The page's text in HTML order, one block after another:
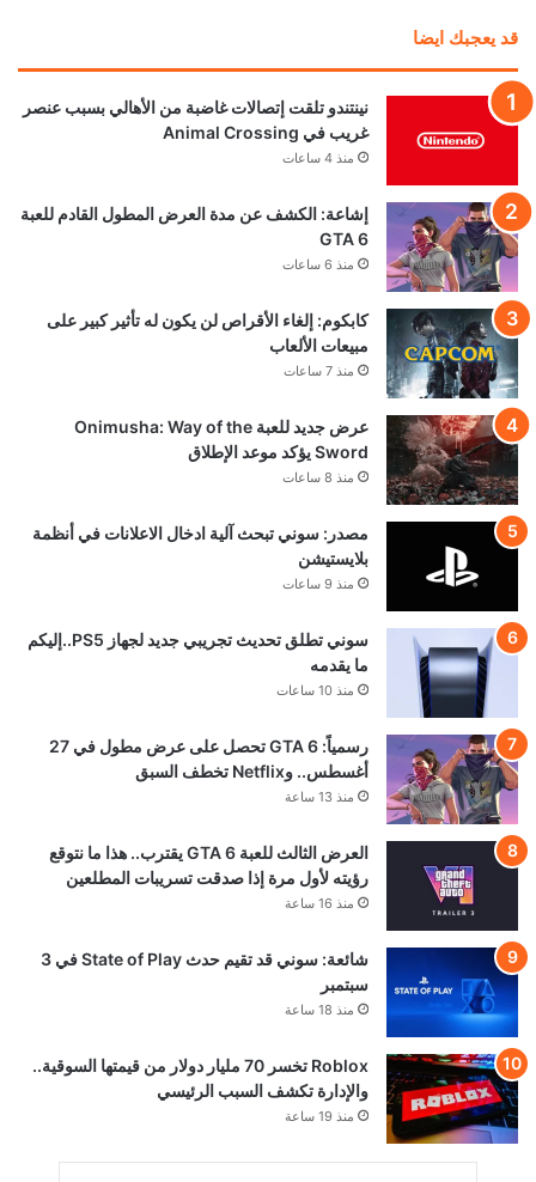
قد يعجبك ايضا
نينتندو تلقت إتصالات غاضبة من الأهالي بسبب عنصر
غريب في Animal Crossing
منذ 4 ساعات
إشاعة: الكشف عن مدة العرض المطول القادم للعبة
GTA 6
منذ 6 ساعات
كابكوم: إلغاء الأقراص لن يكون له تأثير كبير على
مبيعات الألعاب
منذ 7 ساعات
عرض جديد للعبة Onimusha: Way of the
Sword يؤكد موعد الإطلاق
منذ 8 ساعات
مصدر: سوني تبحث آلية ادخال الاعلانات في أنظمة
بلايستيشن
منذ 9 ساعات
سوني تطلق تحديث تجريبي جديد لجهاز PS5..إليكم
ما يقدمه
منذ 10 ساعات
رسمياً: GTA 6 تحصل على عرض مطول في 27
أغسطس.. وNetflix تخطف السبق
منذ 13 ساعة
العرض الثالث للعبة GTA 6 يقترب.. هذا ما نتوقع
رؤيته لأول مرة إذا صدقت تسريبات المطلعين
منذ 16 ساعة
شائعة: سوني قد تقيم حدث State of Play في 3
سبتمبر
منذ 18 ساعة
Roblox تخسر 70 مليار دولار من قيمتها السوقية..
والإدارة تكشف السبب الرئيسي
منذ 19 ساعة